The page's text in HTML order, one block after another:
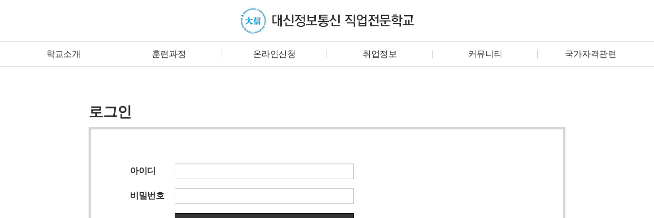
학교소개 훈련과정 온라인신청 취업정보 커뮤니티 국가자격관련
로그인
아이디
비밀번호